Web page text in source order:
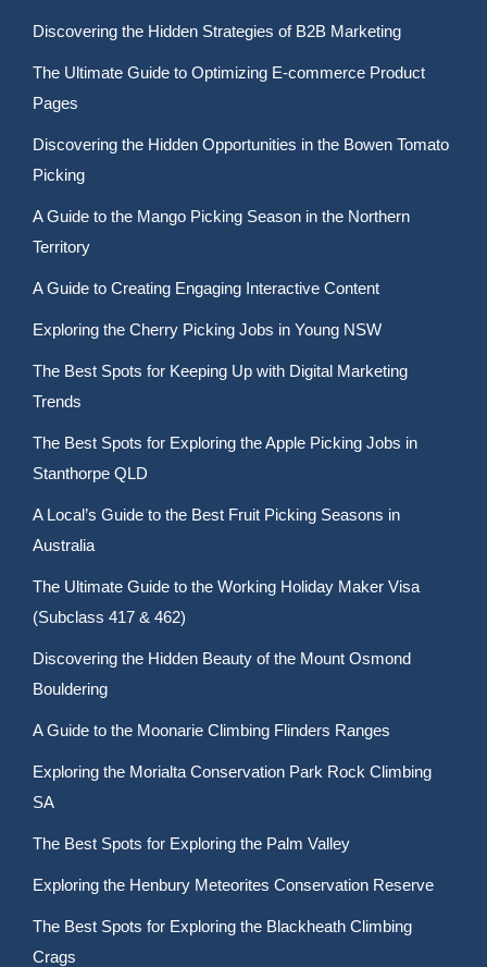
Discovering the Hidden Strategies of B2B Marketing
The Ultimate Guide to Optimizing E-commerce Product
Pages
Discovering the Hidden Opportunities in the Bowen Tomato
Picking
A Guide to the Mango Picking Season in the Northern
Territory
A Guide to Creating Engaging Interactive Content
Exploring the Cherry Picking Jobs in Young NSW
The Best Spots for Keeping Up with Digital Marketing
Trends
The Best Spots for Exploring the Apple Picking Jobs in
Stanthorpe QLD
A Local’s Guide to the Best Fruit Picking Seasons in
Australia
The Ultimate Guide to the Working Holiday Maker Visa
(Subclass 417 & 462)
Discovering the Hidden Beauty of the Mount Osmond
Bouldering
A Guide to the Moonarie Climbing Flinders Ranges
Exploring the Morialta Conservation Park Rock Climbing
SA
The Best Spots for Exploring the Palm Valley
Exploring the Henbury Meteorites Conservation Reserve
The Best Spots for Exploring the Blackheath Climbing
Crags